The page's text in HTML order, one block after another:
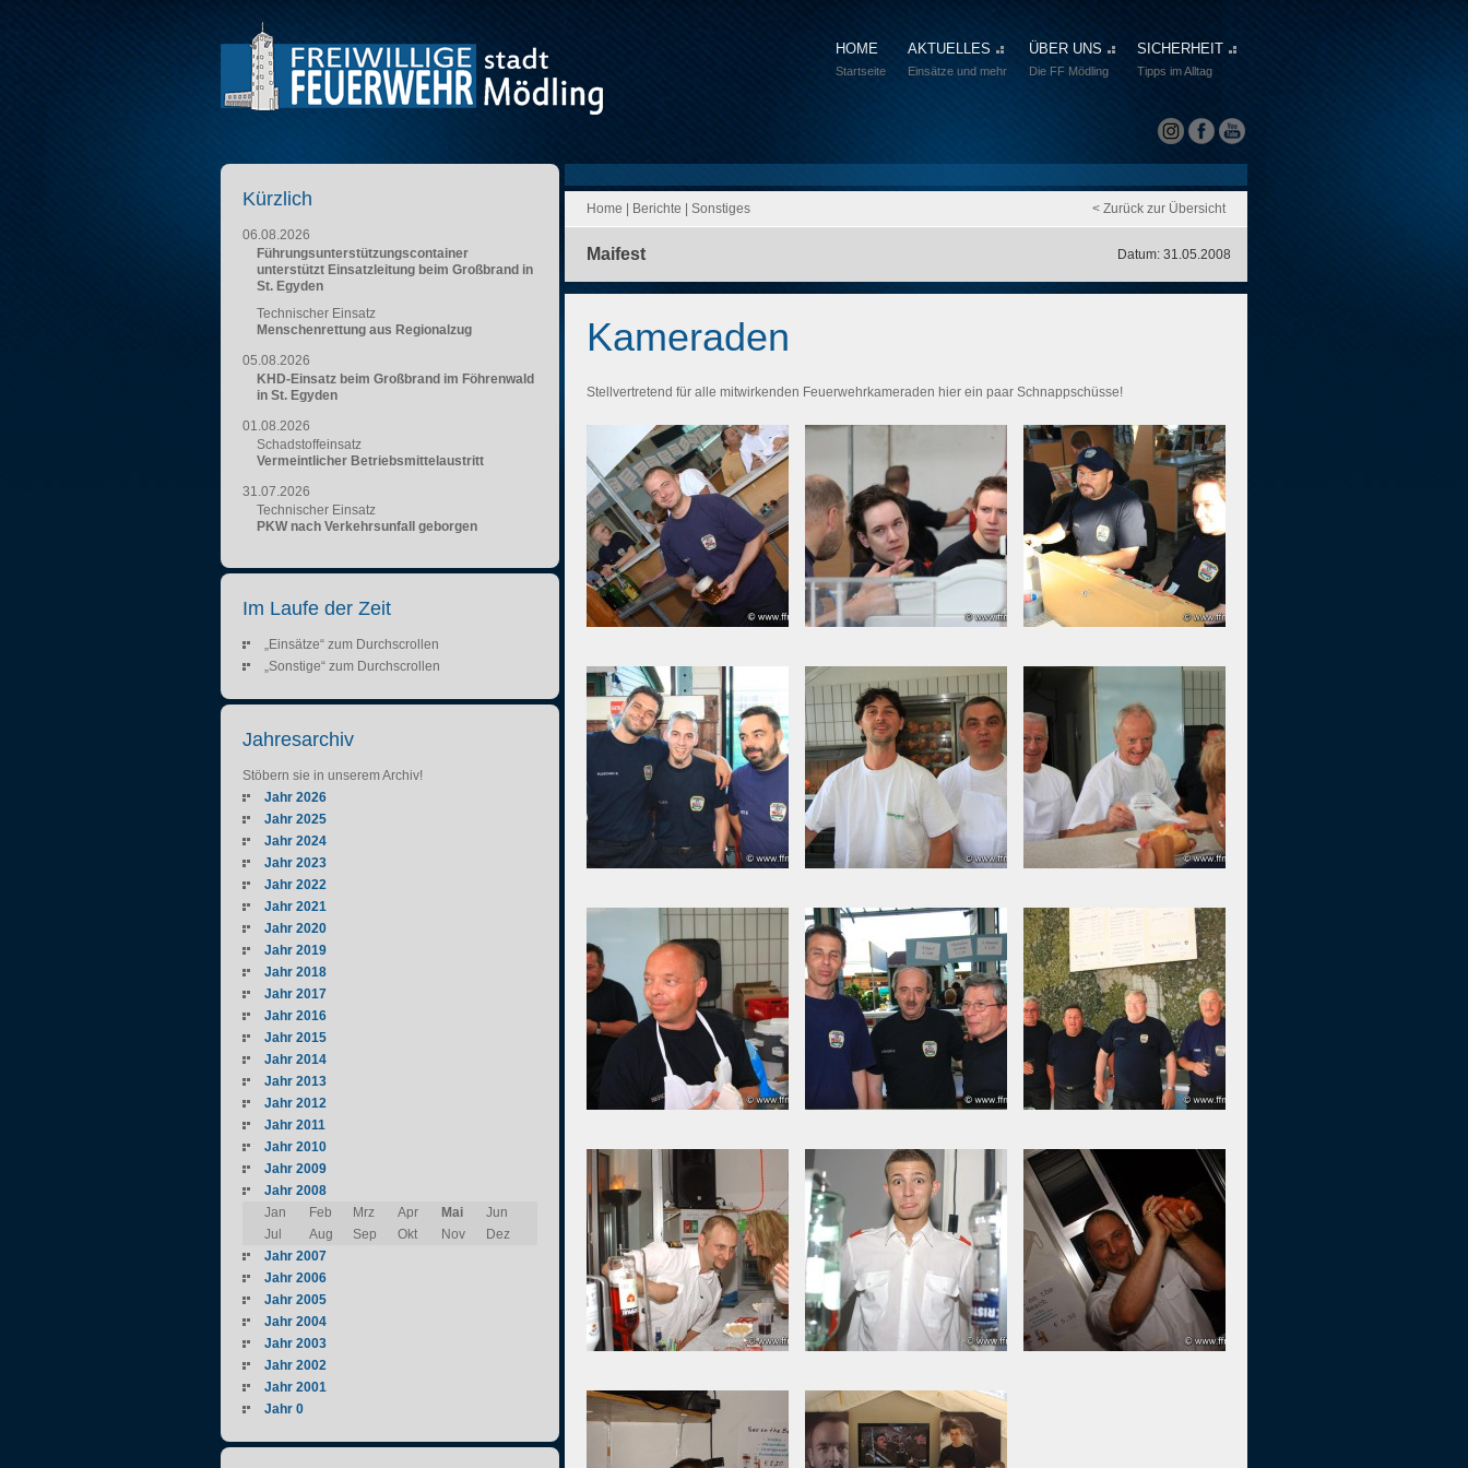
HOME
Startseite
AKTUELLES
Einsätze und mehr
ÜBER UNS
Die FF Mödling
SICHERHEIT
Tipps im Alltag
Home Berichte Sonstiges < Zurück zur Übersicht
Maifest Datum: 31.05.2008
Kameraden
Stellvertretend für alle mitwirkenden Feuerwehrkameraden hier ein paar Schnappschüsse!
Kürzlich
06.08.2026
Führungsunterstützungscontainer
unterstützt Einsatzleitung beim Großbrand in
St. Egyden
Technischer Einsatz
Menschenrettung aus Regionalzug
05.08.2026
KHD-Einsatz beim Großbrand im Föhrenwald
in St. Egyden
01.08.2026
Schadstoffeinsatz
Vermeintlicher Betriebsmittelaustritt
31.07.2026
Technischer Einsatz
PKW nach Verkehrsunfall geborgen
Im Laufe der Zeit
„Einsätze“ zum Durchscrollen
„Sonstige“ zum Durchscrollen
Jahresarchiv
Stöbern sie in unserem Archiv!
Jahr 2026
Jahr 2025
Jahr 2024
Jahr 2023
Jahr 2022
Jahr 2021
Jahr 2020
Jahr 2019
Jahr 2018
Jahr 2017
Jahr 2016
Jahr 2015
Jahr 2014
Jahr 2013
Jahr 2012
Jahr 2011
Jahr 2010
Jahr 2009
Jahr 2008
Jan
Feb Mrz Apr Mai
Jun
Jul
Aug Sep Okt Nov
Dez
Jahr 2007
Jahr 2006
Jahr 2005
Jahr 2004
Jahr 2003
Jahr 2002
Jahr 2001
Jahr 0